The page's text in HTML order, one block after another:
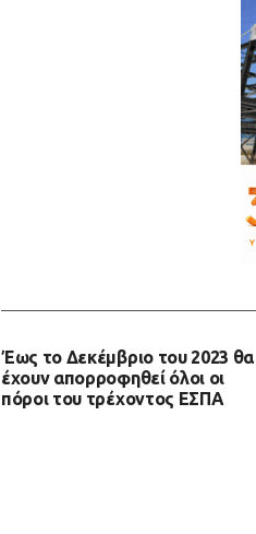
Έως το Δεκέμβριο του 2023 θα
έχουν απορροφηθεί όλοι οι
πόροι του τρέχοντος ΕΣΠΑ